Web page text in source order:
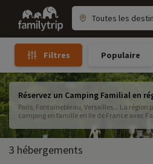
Family
trip
Filtres Populaire
Réservez un Camping Familial en
Paris, Fontainebleau, Versailles... La région
camping en famille en Ile de France avec
3 hébergements